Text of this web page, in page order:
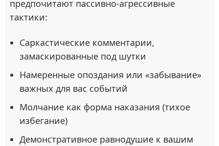
предпочитают пассивно-агрессивные
тактики:
Саркастические комментарии,
замаскированные под шутки
Намеренные опоздания или «забывание»
важных для вас событий
Молчание как форма наказания (тихое
избегание)
Демонстративное равнодушие к вашим